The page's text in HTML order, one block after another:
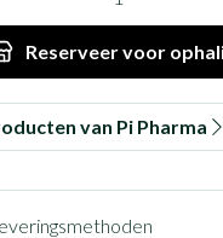
Reserveervoor
van Pi Pharma